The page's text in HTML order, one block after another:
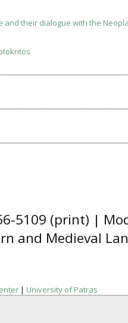
and their dialogue with the
5109 (print) |
and Medieval
| University of Patras